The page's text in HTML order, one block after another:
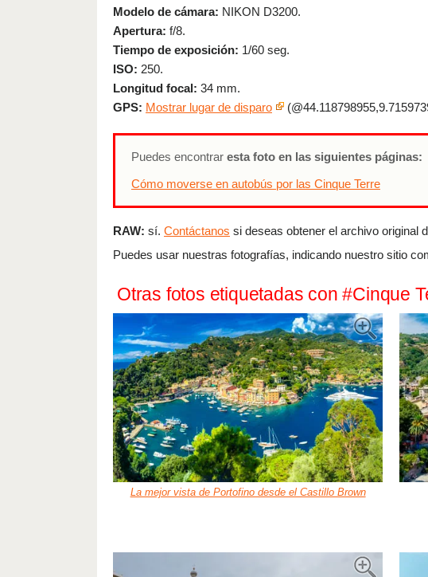
Modelo de cámara: NIKON D3200.
Apertura: f/8.
Tiempo de exposición: 1/60 seg.
ISO: 250.
Longitud focal: 34 mm.
GPS: Mostrar lugar de disparo
Puedes encontrar esta foto en las siguientes páginas:
Cómo moverse en autobús por las Cinque Terre
RAW: sí. Contáctanos si deseas obtener el archivo original
Puedes usar nuestras fotografías, indicando nuestro sitio
Otras fotos etiquetadas con #Cinque
La mejor vista de Portofino desde el Castillo Brown